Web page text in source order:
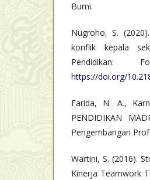
Bumi.
Nugroho, S.
konflik kepala
Pendidikan:
https://doi.org/
Farida, N. A.,
PENDIDIKAN
Pengembangan
Wartini, S. (2016).
Kinerja Teamwork